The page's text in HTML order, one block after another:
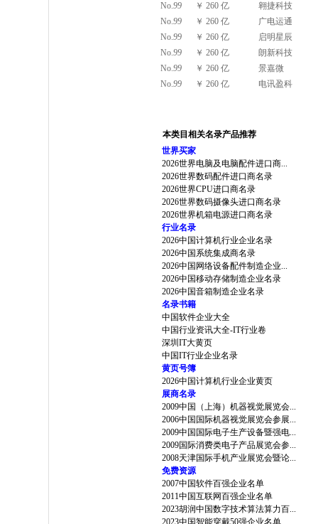
No.99 ￥ 260 亿
翱捷科技
No.99 ￥ 260 亿
广电运通
No.99 ￥ 260 亿
启明星辰
No.99 ￥ 260 亿
朗新科技
No.99 ￥ 260 亿
景嘉微
No.99 ￥ 260 亿 电讯盈科
本类目相关名录产品推荐
世界买家
2026世界电脑及电脑配件进口商...
2026世界数码配件进口商名录
2026世界CPU进口商名录
2026世界数码摄像头进口商名录
2026世界机箱电源进口商名录
行业名录
2026中国计算机行业企业名录
2026中国系统集成商名录
2026中国网络设备配件制造企业...
2026中国移动存储制造企业名录
2026中国音箱制造企业名录
名录书籍
中国软件企业大全
中国行业资讯大全-IT行业卷
深圳IT大黄页
中国IT行业企业名录
黄页号簿
2026中国计算机行业企业黄页
展商名录
2009中国（上海）机器视觉展览会...
2006中国国际机器视觉展览会参展...
2009中国国际电子生产设备暨强电...
2009国际消费类电子产品展览会参...
2008天津国际手机产业展览会暨论...
免费资源
2007中国软件百强企业名单
2011中国互联网百强企业名单
2023胡润中国数字技术算法算力百...
2023中国智能穿戴50强企业名单